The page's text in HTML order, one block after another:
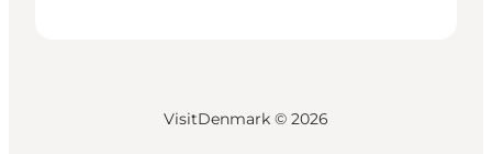
VisitDenmark © 2026